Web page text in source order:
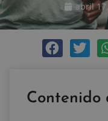
abril
Contenido